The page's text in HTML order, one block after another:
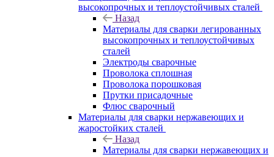
высокопрочных и теплоустойчивых сталей
Назад
Материалы для сварки легированных
высокопрочных и теплоустойчивых
сталей
Электроды сварочные
Проволока сплошная
Проволока порошковая
Прутки присадочные
Флюс сварочный
Материалы для сварки нержавеющих и
жаростойких сталей
Назад
Материалы для сварки нержавеющих и